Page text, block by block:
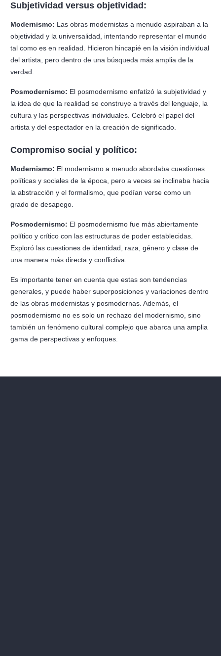
Subjetividad versus objetividad:
Modernismo: Las obras modernistas a menudo aspiraban a la
objetividad y la universalidad, intentando representar el mundo
tal como es en realidad. Hicieron hincapié en la visión individual
del artista, pero dentro de una búsqueda más amplia de la
verdad.
Posmodernismo: El posmodernismo enfatizó la subjetividad y
la idea de que la realidad se construye a través del lenguaje, la
cultura y las perspectivas individuales. Celebró el papel del
artista y del espectador en la creación de significado.
Compromiso social y político:
Modernismo: El modernismo a menudo abordaba cuestiones
políticas y sociales de la época, pero a veces se inclinaba hacia
la abstracción y el formalismo, que podían verse como un
grado de desapego.
Posmodernismo: El posmodernismo fue más abiertamente
político y crítico con las estructuras de poder establecidas.
Exploró las cuestiones de identidad, raza, género y clase de
una manera más directa y conflictiva.
Es importante tener en cuenta que estas son tendencias
generales, y puede haber superposiciones y variaciones dentro
de las obras modernistas y posmodernas. Además, el
posmodernismo no es solo un rechazo del modernismo, sino
también un fenómeno cultural complejo que abarca una amplia
gama de perspectivas y enfoques.